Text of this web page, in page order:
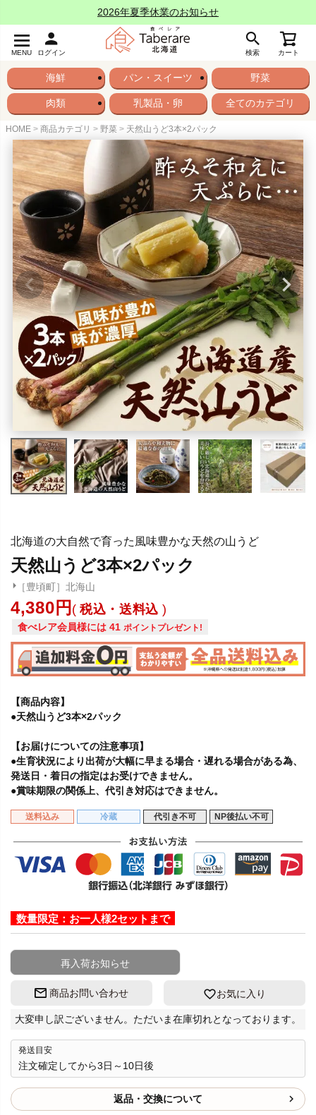
2026年夏季休業のお知らせ
MENU ログイン 検索 カート
海鮮 パン・スイーツ 野菜
肉類 乳製品・卵 全てのカテゴリ
HOME 商品カテゴリ 野菜 天然山うど3本×2パック
北海道の大自然で育った風味豊かな天然の山うど
天然山うど3本×2パック
［豊頃町］北海山
4,380 税込・送料込
食べレア会員様には 41 ポイントプレゼント!
【商品内容】
●天然山うど3本×2パック
【お届けについての注意事項】
●生育状況により出荷が大幅に早まる場合・遅れる場合がある為、
発送日・着日の指定はお受けできません。
●賞味期限の関係上、代引き対応はできません。
送料込み 冷蔵 代引き不可 NP後払い不可
数量限定：お一人様2セットまで
再入荷お知らせ
商品お問い合わせ お気に入り
大変申し訳ございません。ただいま在庫切れとなっております。
発送目安
注文確定してから3日～10日後
返品・交換について